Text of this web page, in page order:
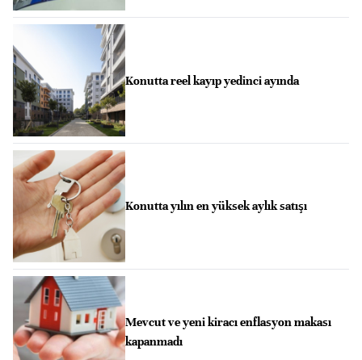
Konutta reel kayıp yedinci ayında
Konutta yılın en yüksek aylık satışı
Mevcut ve yeni kiracı enflasyon makası
kapanmadı